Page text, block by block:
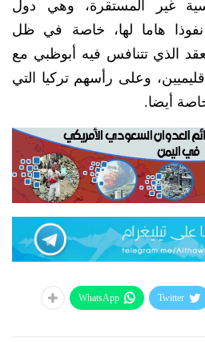
غير المستقرة، وهي دول
نفوذا هاما لها، خاصة في ظل
الذي تتنافس فيه أبوظبي مع
وعلى رأسهم تركيا التي
أيضا.
Twitter
WhatsApp